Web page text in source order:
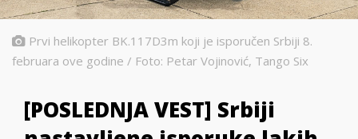
Prvi helikopter BK.117D3m koji je isporučen Srbiji 8.
februara ove godine / Foto: Petar Vojinović, Tango Six
[POSLEDNJA VEST] Srbiji